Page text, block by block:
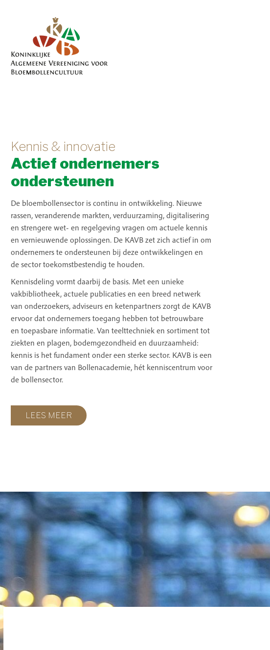
Kennis & innovatie
Actief ondernemers
ondersteunen
De bloembollensector is continu in ontwikkeling. Nieuwe
rassen, veranderende markten, verduurzaming, digitalisering
en strengere wet- en regelgeving vragen om actuele kennis
en vernieuwende oplossingen. De KAVB zet zich actief in om
ondernemers te ondersteunen bij deze ontwikkelingen en
de sector toekomstbestendig te houden.
Kennisdeling vormt daarbij de basis. Met een unieke
vakbibliotheek, actuele publicaties en een breed netwerk
van onderzoekers, adviseurs en ketenpartners zorgt de KAVB
ervoor dat ondernemers toegang hebben tot betrouwbare
en toepasbare informatie. Van teelttechniek en sortiment tot
ziekten en plagen, bodemgezondheid en duurzaamheid:
kennis is het fundament onder een sterke sector. KAVB is een
van de partners van Bollenacademie, hét kenniscentrum voor
de bollensector.
LEES MEER